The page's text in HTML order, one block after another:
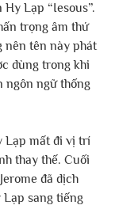
Lạp “Iesous”.
trọng âm thứ
nên tên này phát
dùng trong khi
ngôn ngữ thống
Lạp mất đi vị trí
thay thế. Cuối
đã dịch
sang tiếng